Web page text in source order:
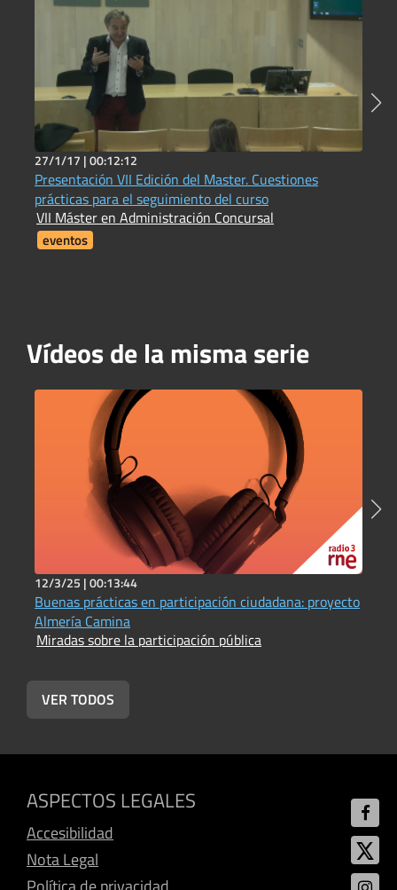
27/1/17 |00:12:12
Presentación VII Edición del Master. Cuestiones
prácticas para el seguimiento del curso
VII Máster en Administración Concursal
eventos
Vídeos de la misma serie
12/3/25 |00:13:44
Buenas prácticas en participación ciudadana: proyecto
Almería Camina
Miradas sobre la participación pública
VER TODOS
ASPECTOS LEGALES
Accesibilidad
Nota Legal